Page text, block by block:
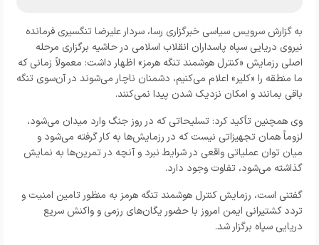
به گزارش سرویس سیاسی خبرگزاری رسا، سردار علیرضا تنگسیری فرمانده
نیروی دریایی سپاه پاسداران انقلاب اسلامی در حاشیه برگزاری مرحله
اصلی رزمایش «کنترل هوشمند تنگه هرمز» اظهار داشت: معمولاً زمانی که
ما منطقه را «کلیر» اعلام می‌کنیم، دشمنان ناچار می‌شوند در آن‌سوی تنگه
باقی بمانند و امکان نزدیک شدن پیدا نمی‌کنند.
وی همچنین تأکید کرد: تسلیحاتی که در روز جنگ وارد میدان می‌شود،
لزوماً همان تجهیزاتی نیست که در رزمایش‌ها به کار گرفته می‌شود و
میان توان عملیاتی واقعی در شرایط نبرد و آنچه در تمرین‌ها به نمایش
گذاشته می‌شود، تفاوت وجود دارد.
گفتنی است، رزمایش کنترل هوشمند تنگه هرمز به منظور تامین امنیت و
تردد کشتیرانی ایمن امروز با حضور یگان‌های رزمی و واکنش سریع
دریایی سپاه برگزار شد.